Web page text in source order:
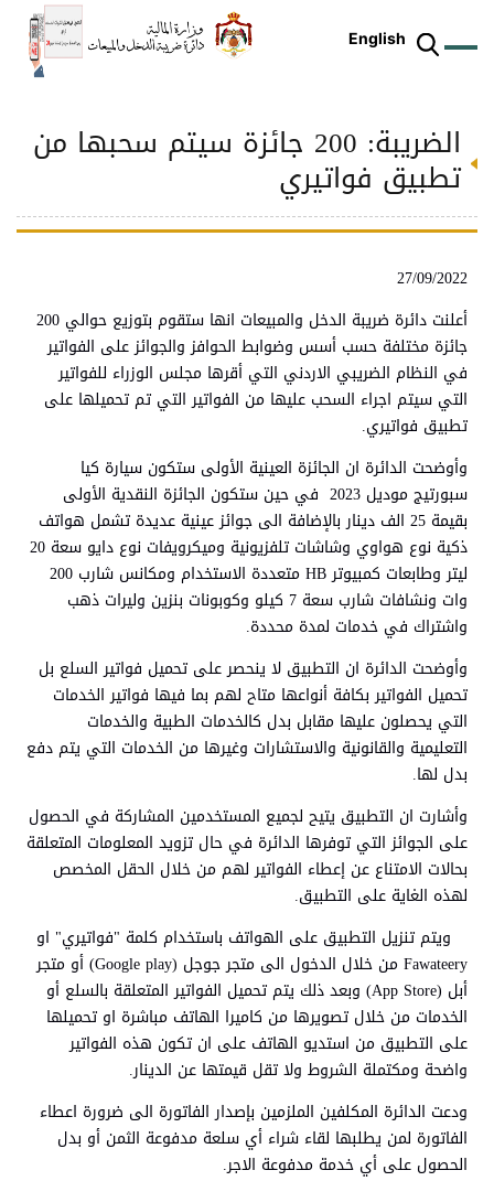
English
الضريبة: 200 جائزة سيتم سحبها من
تطبيق فواتيري
27/09/2022
أعلنت دائرة ضريبة الدخل والمبيعات انها ستقوم بتوزيع حوالي 200
جائزة مختلفة حسب أسس وضوابط الحوافز والجوائز على الفواتير
في النظام الضريبي الاردني التي أقرها مجلس الوزراء للفواتير
التي سيتم اجراء السحب عليها من الفواتير التي تم تحميلها على
تطبيق فواتيري.
وأوضحت الدائرة ان الجائزة العينية الأولى ستكون سيارة كيا
سبورتيج موديل 2023 في حين ستكون الجائزة النقدية الأولى
بقيمة 25 الف دينار بالإضافة الى جوائز عينية عديدة تشمل هواتف
ذكية نوع هواوي وشاشات تلفزيونية وميكرويفات نوع دايو سعة 20
ليتر وطابعات كمبيوتر HB متعددة الاستخدام ومكانس شارب 200
وات ونشافات شارب سعة 7 كيلو وكوبونات بنزين وليرات ذهب
واشتراك في خدمات لمدة محددة.
وأوضحت الدائرة ان التطبيق لا ينحصر على تحميل فواتير السلع بل
تحميل الفواتير بكافة أنواعها متاح لهم بما فيها فواتير الخدمات
التي يحصلون عليها مقابل بدل كالخدمات الطبية والخدمات
التعليمية والقانونية والاستشارات وغيرها من الخدمات التي يتم دفع
بدل لها.
وأشارت ان التطبيق يتيح لجميع المستخدمين المشاركة في الحصول
على الجوائز التي توفرها الدائرة في حال تزويد المعلومات المتعلقة
بحالات الامتناع عن إعطاء الفواتير لهم من خلال الحقل المخصص
لهذه الغاية على التطبيق.
ويتم تنزيل التطبيق على الهواتف باستخدام كلمة "فواتيري" او
Fawateery من خلال الدخول الى متجر جوجل (Google play) أو متجر
أبل (App Store) وبعد ذلك يتم تحميل الفواتير المتعلقة بالسلع أو
الخدمات من خلال تصويرها من كاميرا الهاتف مباشرة او تحميلها
على التطبيق من استديو الهاتف على ان تكون هذه الفواتير
واضحة ومكتملة الشروط ولا تقل قيمتها عن الدينار.
ودعت الدائرة المكلفين الملزمين بإصدار الفاتورة الى ضرورة اعطاء
الفاتورة لمن يطلبها لقاء شراء أي سلعة مدفوعة الثمن أو بدل
الحصول على أي خدمة مدفوعة الاجر.